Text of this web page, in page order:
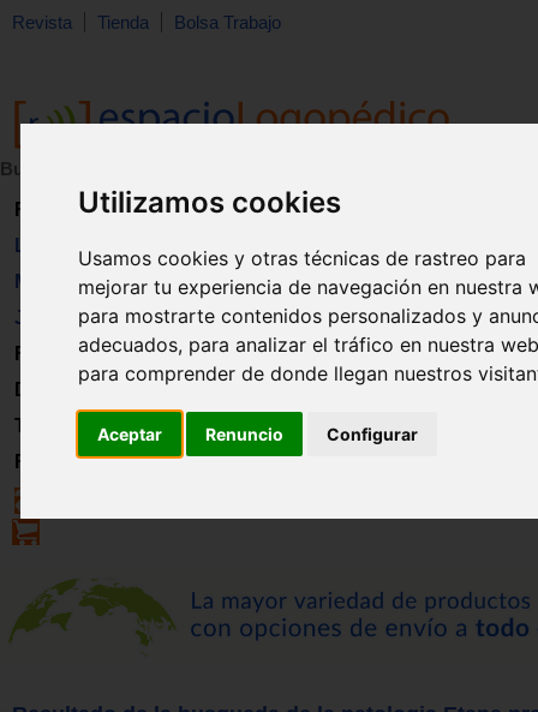
Utilizamos cookies
Usamos cookies y otras técnicas de rastreo para
mejorar tu experiencia de navegación en nuestra
para mostrarte contenidos personalizados y
adecuados, para analizar el tráfico en nuestra
para comprender de donde llegan nuestros
Aceptar Renuncio Configurar
Revista Tienda Bolsa Trabajo
Buscar:
Revista
Libros
Material
Juguetes
Formación
Directorio
Trabajo
Registro